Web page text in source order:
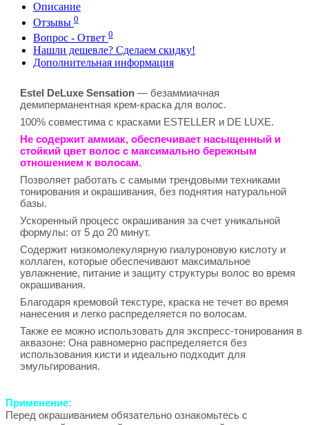
Описание
Отзывы 0
Вопрос - Ответ 0
Нашли дешевле? Сделаем скидку!
Дополнительная информация
Estel DeLuxe Sensation — безаммиачная
демиперманентная крем-краска для волос.
100% совместима с красками ESTELLER и DE LUXE.
Не содержит аммиак, обеспечивает насыщенный и
стойкий цвет волос с максимально бережным
отношением к волосам.
Позволяет работать с самыми трендовыми техниками
тонирования и окрашивания, без поднятия натуральной
базы.
Ускоренный процесс окрашивания за счет уникальной
формулы: от 5 до 20 минут.
Содержит низкомолекулярную гиалуроновую кислоту и
коллаген, которые обеспечивают максимальное
увлажнение, питание и защиту структуры волос во время
окрашивания.
Благодаря кремовой текстуре, краска не течет во время
нанесения и легко распределяется по волосам.
Также ее можно использовать для экспресс-тонирования в
аквазоне: Она равномерно распределяется без
использования кисти и идеально подходит для
эмульгирования.
Применение:
Перед окрашиванием обязательно ознакомьтесь с